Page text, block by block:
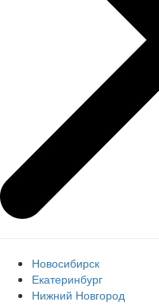
Новосибирск
Екатеринбург
Нижний Новгород